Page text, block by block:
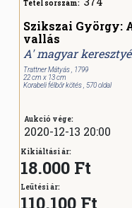
Tétel sorszám:
Szikszai György:
vallás
A' magyar
Trattner Mátyás , 1799
22 cm x 13 cm
Korabeli félbőr kötés , 570 oldal
Aukció vége:
2020-12-13 20:00
Kikiáltási ár:
18.000 Ft
Leütési ár:
110.100 Ft